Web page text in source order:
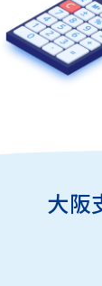
大阪